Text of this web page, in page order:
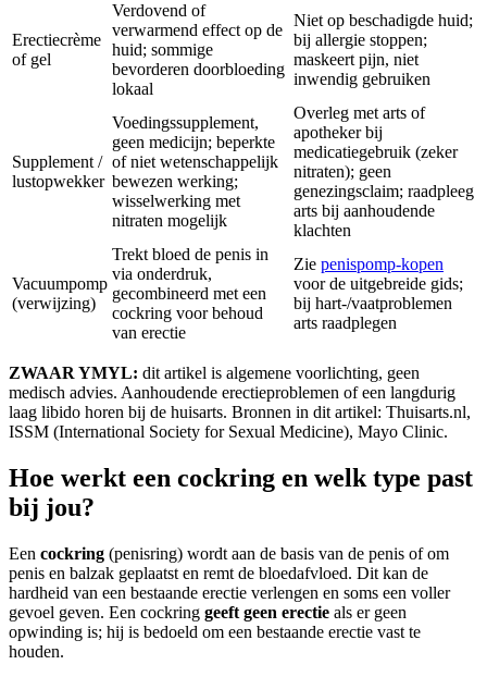
Erectiecrème
of gel
Verdovend of
verwarmend effect op de
huid; sommige
bevorderen doorbloeding
lokaal
Niet op beschadigde huid;
bij allergie stoppen;
maskeert pijn, niet
inwendig gebruiken
Supplement /
lustopwekker
Voedingssupplement,
geen medicijn; beperkte
of niet wetenschappelijk
bewezen werking;
wisselwerking met
nitraten mogelijk
Overleg met arts of
apotheker bij
medicatiegebruik (zeker
nitraten); geen
genezingsclaim; raadpleeg
arts bij aanhoudende
klachten
Vacuumpomp
(verwijzing)
Trekt bloed de penis in
via onderdruk,
gecombineerd met een
cockring voor behoud
van erectie
Zie penispomp-kopen
voor de uitgebreide gids;
bij hart-/vaatproblemen
arts raadplegen
ZWAAR YMYL: dit artikel is algemene voorlichting, geen
medisch advies. Aanhoudende erectieproblemen of een langdurig
laag libido horen bij de huisarts. Bronnen in dit artikel: Thuisarts.nl,
ISSM (International Society for Sexual Medicine), Mayo Clinic.
Hoe werkt een cockring en welk type past
bij jou?
Een cockring (penisring) wordt aan de basis van de penis of om
penis en balzak geplaatst en remt de bloedafvloed. Dit kan de
hardheid van een bestaande erectie verlengen en soms een voller
gevoel geven. Een cockring geeft geen erectie als er geen
opwinding is; hij is bedoeld om een bestaande erectie vast te
houden.